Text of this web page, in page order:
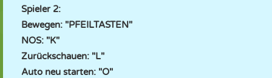
Spieler 2:
Bewegen: "PFEILTASTEN"
NOS: "K"
Zurückschauen: "L"
Auto neu starten: "O"